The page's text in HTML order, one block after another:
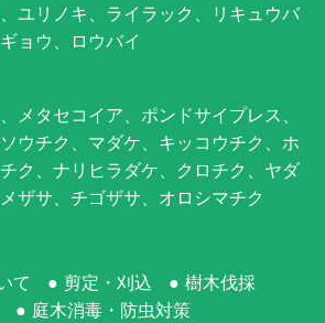
ユリノキ、ライラック、リキュウバ
ョウ、ロウバイ
メタセコイア、ポンドサイプレス、
ウチク、マダケ、キッコウチク、ホ
ク、ナリヒラダケ、クロチク、ヤダ
ザサ、チゴザサ、オロシマチク
て 剪定・刈込
樹木伐採
庭木消毒・防虫対策